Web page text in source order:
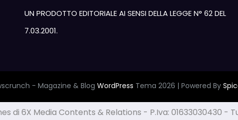
UN PRODOTTO EDITORIALE AI SENSI DELLA LEGGE N° 62 DEL
7.03.2001.
- Magazine & Blog WordPress Tema 2026 | Powered By
di 6X Media Contents & Relations - P.Iva: 01633030430 -